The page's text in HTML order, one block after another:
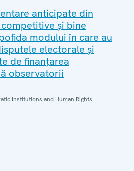
anticipate din
și bine
modului în care au
electorale și
de finanțarea
observatorii
Institutions and Human Rights